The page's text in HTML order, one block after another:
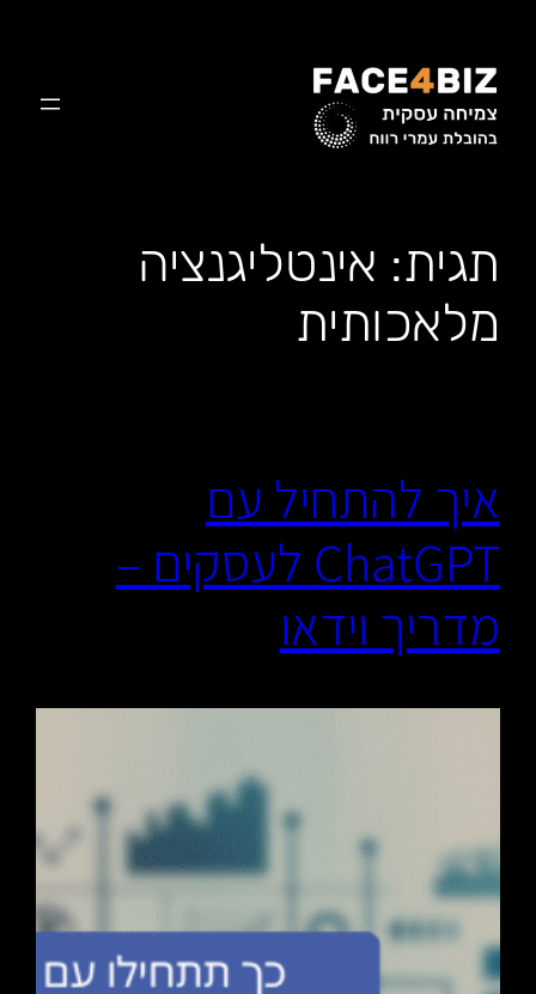
תגית: אינטליגנציה
מלאכותית
איך להתחיל עם
ChatGPT לעסקים –
מדריך וידאו